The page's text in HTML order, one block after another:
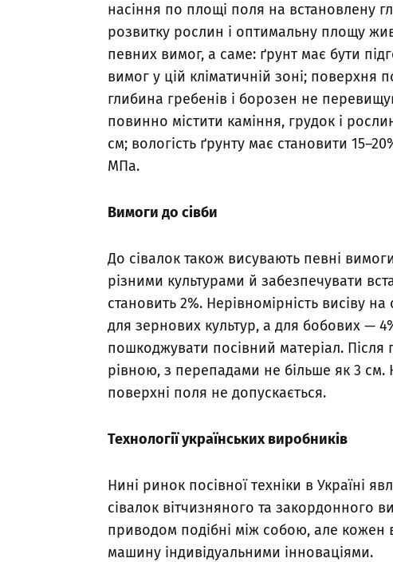
насіння по площі поля на встановлену
розвитку рослин і оптимальну площу
певних вимог, а саме: ґрунт має бути
вимог у цій кліматичній зоні; поверхня
глибина гребенів і борозен не
повинно містити каміння, грудок і
см; вологість ґрунту має становити
МПа.
Вимоги до сівби
До сівалок також висувають певні
різними культурами й забезпечувати
становить 2%. Нерівномірність висіву
для зернових культур, а для бобових —
пошкоджувати посівний матеріал.
рівною, з перепадами не більше як 3 см.
поверхні поля не допускається.
Технології українських виробників
Нині ринок посівної техніки в Україні
сівалок вітчизняного та закордонного
приводом подібні між собою, але кожен
машину індивідуальними інноваціями.